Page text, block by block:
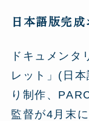
日本語版完成
ドキュメンタ
レット」(日
り制作、
監督が4月末